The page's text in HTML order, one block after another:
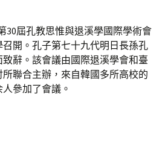
30屆孔教思惟與退溪學國際學術會
開。孔子第七十九代明日長孫孔
辭。該會議由國際退溪學會和臺
聯合主辦，來自韓國多所高校的
參加了會議。